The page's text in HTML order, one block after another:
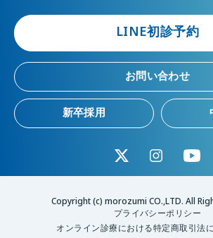
LINE初診予約
お問い合わせ
新卒採用
Copyright (c) morozumi CO.,LTD. All
プライバシーポリシー
オンライン診療における特定商取引法